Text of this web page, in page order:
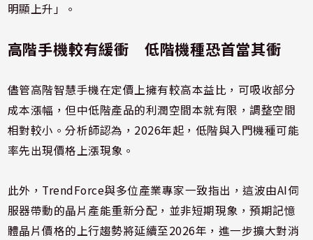
明顯上升」。
高階手機較有緩衝 低階機種恐首當其衝
儘管高階智慧手機在定價上擁有較高本益比，可吸收部分
成本漲幅，但中低階產品的利潤空間本就有限，調整空間
相對較小。分析師認為，2026年起，低階與入門機種可能
率先出現價格上漲現象。
此外，TrendForce與多位產業專家一致指出，這波由AI伺
服器帶動的晶片產能重新分配，並非短期現象，預期記憶
體晶片價格的上行趨勢將延續至2026年，進一步擴大對消